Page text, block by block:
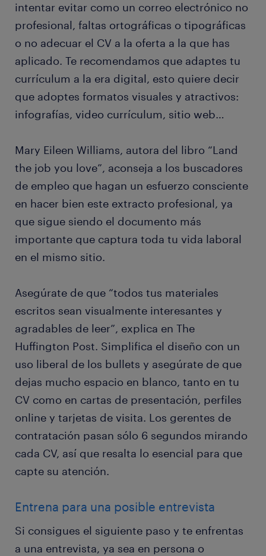
intentar evitar como un correo electrónico no
profesional, faltas ortográficas o tipográficas
o no adecuar el CV a la oferta a la que has
aplicado. Te recomendamos que adaptes tu
currículum a la era digital, esto quiere decir
que adoptes formatos visuales y atractivos:
infografías, video currículum, sitio web…
Mary Eileen Williams, autora del libro “Land
the job you love”, aconseja a los buscadores
de empleo que hagan un esfuerzo consciente
en hacer bien este extracto profesional, ya
que sigue siendo el documento más
importante que captura toda tu vida laboral
en el mismo sitio.
Asegúrate de que “todos tus materiales
escritos sean visualmente interesantes y
agradables de leer”, explica en The
Huffington Post. Simplifica el diseño con un
uso liberal de los bullets y asegúrate de que
dejas mucho espacio en blanco, tanto en tu
CV como en cartas de presentación, perfiles
online y tarjetas de visita. Los gerentes de
contratación pasan sólo 6 segundos mirando
cada CV, así que resalta lo esencial para que
capte su atención.
Entrena para una posible entrevista
Si consigues el siguiente paso y te enfrentas
a una entrevista, ya sea en persona o